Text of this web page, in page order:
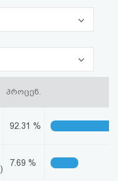
პროცენ.
92.31 %
)
7.69 %